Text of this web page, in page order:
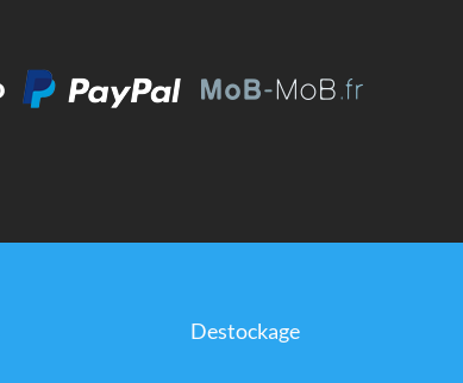
Destockage